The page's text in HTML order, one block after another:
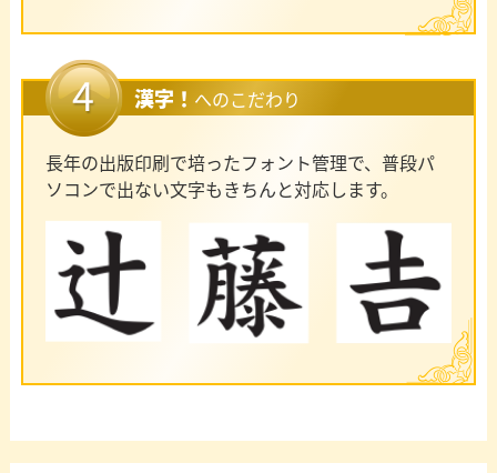
漢字！ へのこだわり
長年の出版印刷で培ったフォント管理で、普段パ
ソコンで出ない文字もきちんと対応します。